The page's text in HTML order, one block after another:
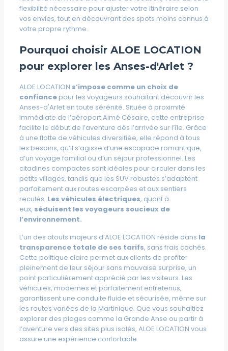
flexibilité nécessaire pour ajuster votre itinéraire selon
vos envies, tout en découvrant des spots moins connus à
votre propre rythme.
Pourquoi choisir ALOE LOCATION
pour explorer les Anses-d'Arlet ?
ALOE LOCATION s’impose comme un choix de
confiancepour les voyageurs souhaitant découvrir les
Anses-d'Arlet en toute sérénité. Située à proximité
immédiate de l’aéroport Aimé Césaire, cette entreprise
facilite le début de l’aventure dès l’arrivée sur l’île. Grâce
à une flotte de véhicules diversifiée, elle répond à tous
les besoins, qu’il s’agisse d’une escapade romantique,
d’un voyage familial ou d’un séjour professionnel. Les
citadines compactes sont idéales pour circuler dans les
petits villages, tandis que les SUV robustes s’adaptent
parfaitement aux routes escarpées et aux sentiers
reculés. Les véhicules électriques, quant à
eux, séduisent les voyageurs soucieux de
l’environnement.
L’un des atouts majeurs d’ALOE LOCATION réside dans la
transparence totale de ses tarifs, sans frais cachés.
Cette politique claire permet aux clients de profiter
pleinement de leur séjour sans mauvaise surprise, un
point particulièrement apprécié par les visiteurs. Les
véhicules, modernes et parfaitement entretenus,
garantissent une conduite fluide et sécurisée, même sur
les routes variées de la Martinique. Que vous souhaitiez
explorer des plages comme la Grande Anse ou partir à
l’aventure vers des sites plus isolés, ALOE LOCATION vous
assure une expérience confortable.